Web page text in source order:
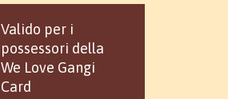
Valido per i
possessori della
We Love Gangi
Card